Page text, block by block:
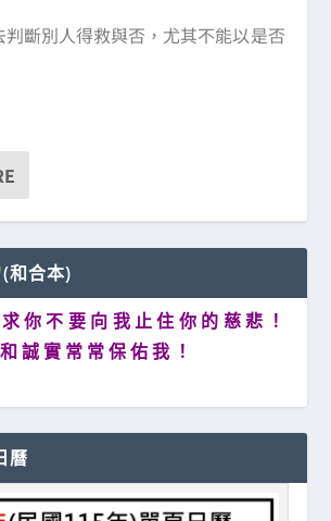
斷別人得救與否，尤其不能以是否
和合本)
你 不 要 向 我 止 住 你 的 慈 悲 ！
誠 實 常 常 保 佑 我 ！
曆